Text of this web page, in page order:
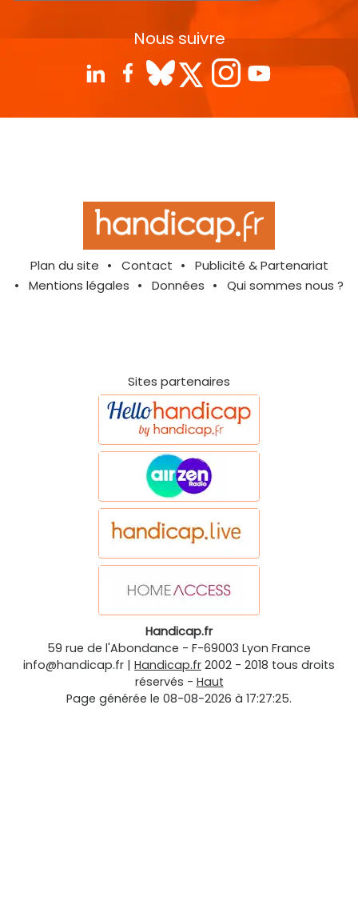
Nous suivre
Plan du site Contact
Publicité & Partenariat
Mentions légales
Données Qui sommes nous ?
Sites partenaires
Handicap.fr
59 rue de l'Abondance - F-69003 Lyon France
info@handicap.fr | Handicap.fr 2002 - 2018 tous droits
réservés - Haut
Page générée le 08-08-2026 à 17:27:25.